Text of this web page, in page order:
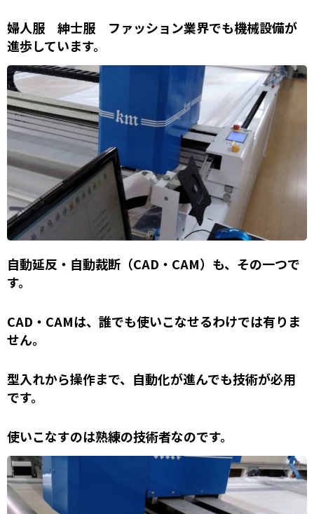
婦人服 紳士服 ファッション業界でも機械設備が
進歩しています。
自動延反・自動裁断（CAD・CAM）も、その一つで
す。
CAD・CAMは、誰でも使いこなせるわけでは有りま
せん。
型入れから操作まで、自動化が進んでも技術が必用
です。
使いこなすのは熟練の技術者なのです。